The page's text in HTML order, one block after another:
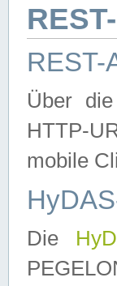
REST-
Über die
HTTP-
mobile
Die